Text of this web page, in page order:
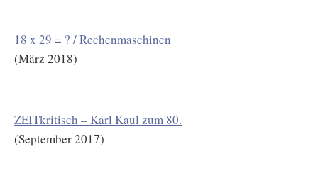
18 x 29 = ? / Rechenmaschinen
(März 2018)
ZEITkritisch – Karl Kaul zum 80.
(September 2017)